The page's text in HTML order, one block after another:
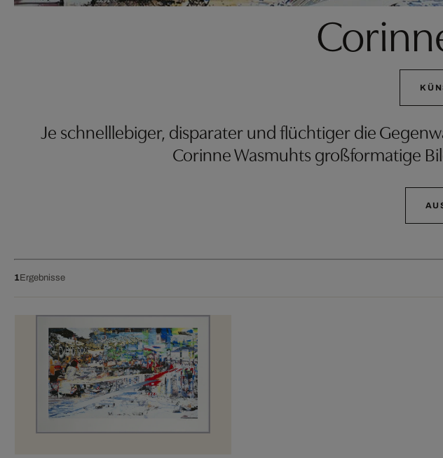
Je schnelllebiger, disparater und flüchtiger die
Corinne Wasmuhts großformatige
1Ergebnisse